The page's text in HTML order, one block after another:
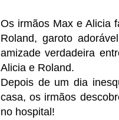
Os irmãos Max e Alicia
Roland, garoto
amizade verdadeira
Alicia e Roland.
Depois de um dia
casa, os irmãos
no hospital!